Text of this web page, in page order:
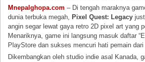
Mnepalghopa.com – Di tengah maraknya
dunia terbuka megah,
Pixel Quest: Legacy
angin segar lewat gaya retro 2D pixel art yang
Menariknya, game ini langsung masuk daftar
PlayStore dan sukses mencuri hati pemain dari
Dikembangkan oleh studio indie asal Kanada,